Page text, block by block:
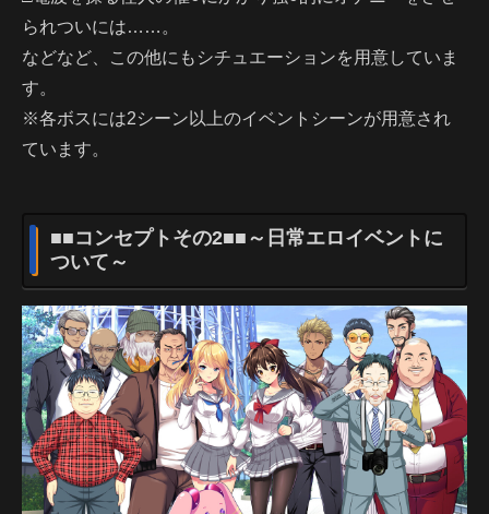
られついには……。
などなど、この他にもシチュエーションを用意していま
す。
※各ボスには2シーン以上のイベントシーンが用意され
ています。
■■コンセプトその2■■～日常エロイベントに
ついて～